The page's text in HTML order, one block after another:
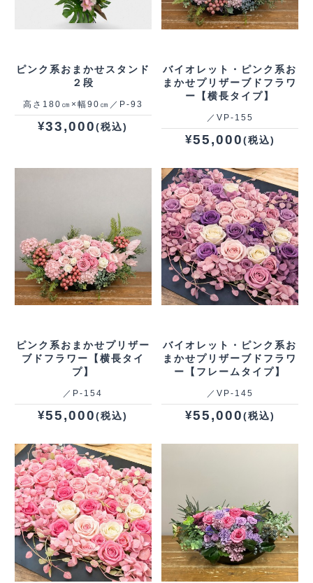
ピンク系おまかせスタンド
２段
高さ180㎝×幅90㎝／P-93
¥33,000(税込)
バイオレット・ピンク系お
まかせプリザーブドフラワ
ー【横長タイプ】
／VP‐155
¥55,000(税込)
ピンク系おまかせプリザー
ブドフラワー【横長タイ
プ】
／P‐154
¥55,000(税込)
バイオレット・ピンク系お
まかせプリザーブドフラワ
ー【フレームタイプ】
／VP‐145
¥55,000(税込)